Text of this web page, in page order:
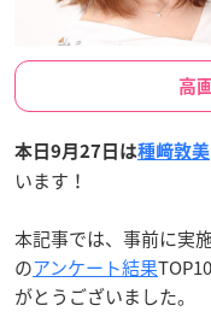
高
本日9月27日は種﨑敦美
います！
本記事では、事前に実
のアンケート結果
がとうございました。